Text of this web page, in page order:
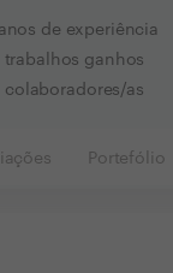
anos de experiência
trabalhos ganhos
colaboradores/as
Portefólio